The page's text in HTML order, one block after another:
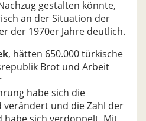
gestalten könnte,
an der Situation der
der 1970er Jahre deutlich.
, hätten 650.000 türkische
Brot und Arbeit
habe sich die
und die Zahl der